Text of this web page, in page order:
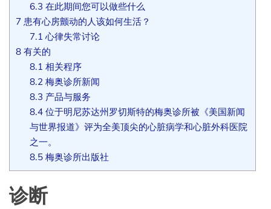
6.3 在此期间您可以做些什么
7 患有心房颤动的人该如何生活？
7.1 心律失常讨论
8 有关的
8.1 相关程序
8.2梅奥诊所新闻
8.3 产品与服务
8.4位于明尼苏达州罗切斯特的梅奥诊所被《美国新闻
与世界报道》评为全美顶尖的心脏病学和心脏外科医院
之一。
8.5梅奥诊所出版社
诊断